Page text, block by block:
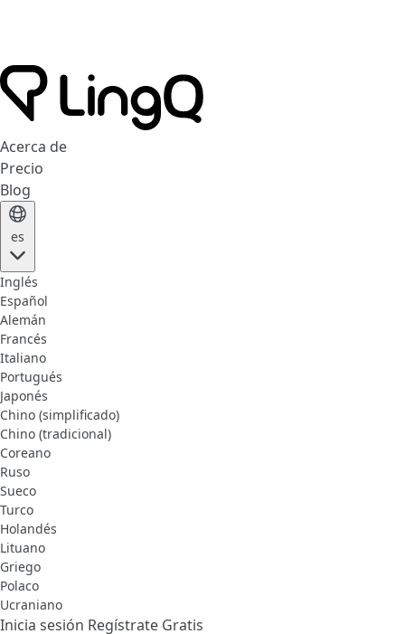
Acerca de
Precio
Blog
es
Inglés
Español
Alemán
Francés
Italiano
Portugués
Japonés
Chino (simplificado)
Chino (tradicional)
Coreano
Ruso
Sueco
Turco
Holandés
Lituano
Griego
Polaco
Ucraniano
Inicia sesión Regístrate Gratis